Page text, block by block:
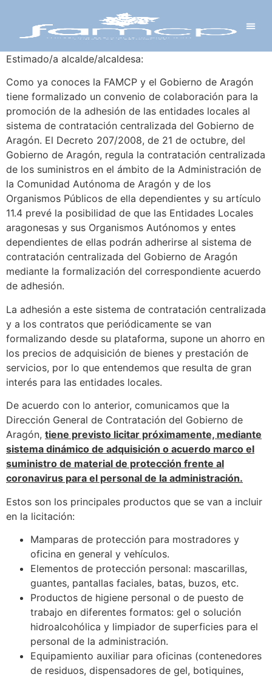
Estimado/a alcalde/alcaldesa:
Como ya conoces la FAMCP y el Gobierno de Aragón
tiene formalizado un convenio de colaboración para la
promoción de la adhesión de las entidades locales al
sistema de contratación centralizada del Gobierno de
Aragón. El Decreto 207/2008, de 21 de octubre, del
Gobierno de Aragón, regula la contratación centralizada
de los suministros en el ámbito de la Administración de
la Comunidad Autónoma de Aragón y de los
Organismos Públicos de ella dependientes y su artículo
11.4 prevé la posibilidad de que las Entidades Locales
aragonesas y sus Organismos Autónomos y entes
dependientes de ellas podrán adherirse al sistema de
contratación centralizada del Gobierno de Aragón
mediante la formalización del correspondiente acuerdo
de adhesión.
La adhesión a este sistema de contratación centralizada
y a los contratos que periódicamente se van
formalizando desde su plataforma, supone un ahorro en
los precios de adquisición de bienes y prestación de
servicios, por lo que entendemos que resulta de gran
interés para las entidades locales.
De acuerdo con lo anterior, comunicamos que la
Dirección General de Contratación del Gobierno de
Aragón, tiene previsto licitar próximamente, mediante
sistema dinámico de adquisición o acuerdo marco el
suministro de material de protección frente al
coronavirus para el personal de la administración.
Estos son los principales productos que se van a incluir
en la licitación:
Mamparas de protección para mostradores y
oficina en general y vehículos.
Elementos de protección personal: mascarillas,
guantes, pantallas faciales, batas, buzos, etc.
Productos de higiene personal o de puesto de
trabajo en diferentes formatos: gel o solución
hidroalcohólica y limpiador de superficies para el
personal de la administración.
Equipamiento auxiliar para oficinas (contenedores
de residuos, dispensadores de gel, botiquines,